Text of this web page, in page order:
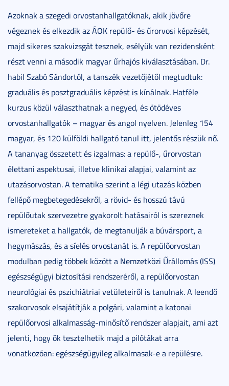
Azoknak a szegedi orvostanhallgatóknak, akik jövőre
végeznek és elkezdik az ÁOK repülő- és űrorvosi képzését,
majd sikeres szakvizsgát tesznek, esélyük van rezidensként
részt venni a második magyar űrhajós kiválasztásában. Dr.
habil Szabó Sándortól, a tanszék vezetőjétől megtudtuk:
graduális és posztgraduális képzést is kínálnak. Hatféle
kurzus közül választhatnak a negyed, és ötödéves
orvostanhallgatók – magyar és angol nyelven. Jelenleg 154
magyar, és 120 külföldi hallgató tanul itt, jelentős részük nő.
A tananyag összetett és izgalmas: a repülő-, űrorvostan
élettani aspektusai, illetve klinikai alapjai, valamint az
utazásorvostan. A tematika szerint a légi utazás közben
fellépő megbetegedésekről, a rövid- és hosszú távú
repülőutak szervezetre gyakorolt hatásairól is szereznek
ismereteket a hallgatók, de megtanulják a búvársport, a
hegymászás, és a síelés orvostanát is. A repülőorvostan
modulban pedig többek között a Nemzetközi Űrállomás (ISS)
egészségügyi biztosítási rendszeréről, a repülőorvostan
neurológiai és pszichiátriai vetületeiről is tanulnak. A leendő
szakorvosok elsajátítják a polgári, valamint a katonai
repülőorvosi alkalmasság-minősítő rendszer alapjait, ami azt
jelenti, hogy ők tesztelhetik majd a pilótákat arra
vonatkozóan: egészségügyileg alkalmasak-e a repülésre.